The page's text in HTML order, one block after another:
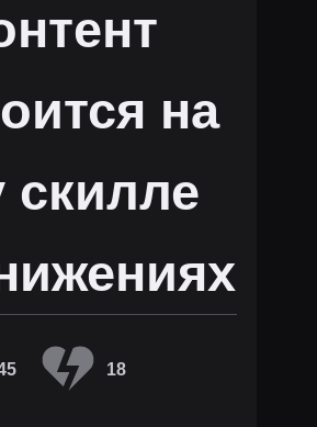
на
скилле
18